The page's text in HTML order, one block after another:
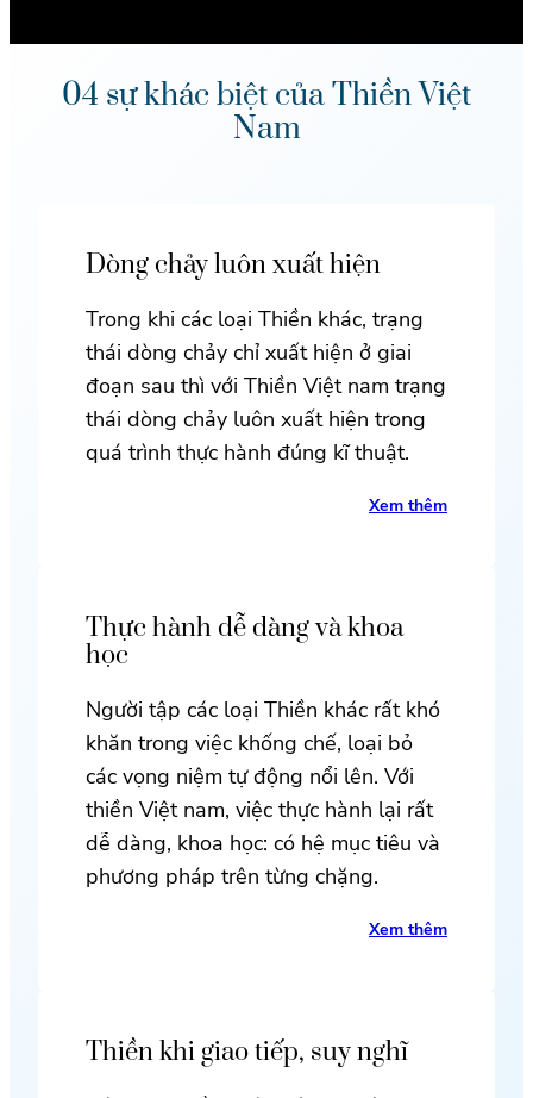
04 sự khác biệt của Thiền Việt
Nam
Dòng chảy luôn xuất hiện
Trong khi các loại Thiền khác, trạng
thái dòng chảy chỉ xuất hiện ở giai
đoạn sau thì với Thiền Việt nam trạng
thái dòng chảy luôn xuất hiện trong
quá trình thực hành đúng kĩ thuật.
Xem thêm
Thực hành dễ dàng và khoa
học
Người tập các loại Thiền khác rất khó
khăn trong việc khống chế, loại bỏ
các vọng niệm tự động nổi lên. Với
thiền Việt nam, việc thực hành lại rất
dễ dàng, khoa học: có hệ mục tiêu và
phương pháp trên từng chặng.
Xem thêm
Thiền khi giao tiếp, suy nghĩ